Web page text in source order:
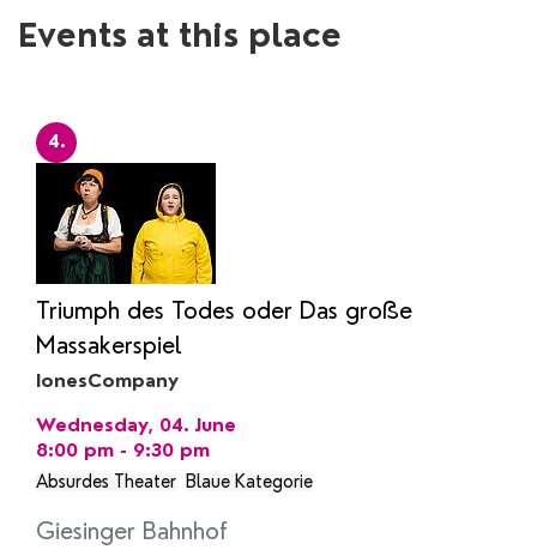
Events at this place
4.
Triumph des Todes oder Das große
Massakerspiel
IonesCompany
Wednesday, 04. June
8:00 pm - 9:30 pm
Absurdes Theater Blaue Kategorie
Giesinger Bahnhof